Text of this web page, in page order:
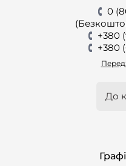
0
+380
+380
До